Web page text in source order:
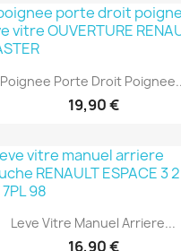
 Aperçu rapide
Poignee Porte Droit
19,90 €
Aperçu rapide
Leve Vitre Manuel Arriere...
16,90 €